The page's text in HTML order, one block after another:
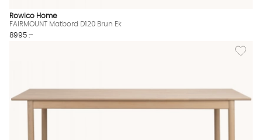
Rowico Home
FAIRMOUNT Matbord D120 Brun Ek
8995 :-
Lägg